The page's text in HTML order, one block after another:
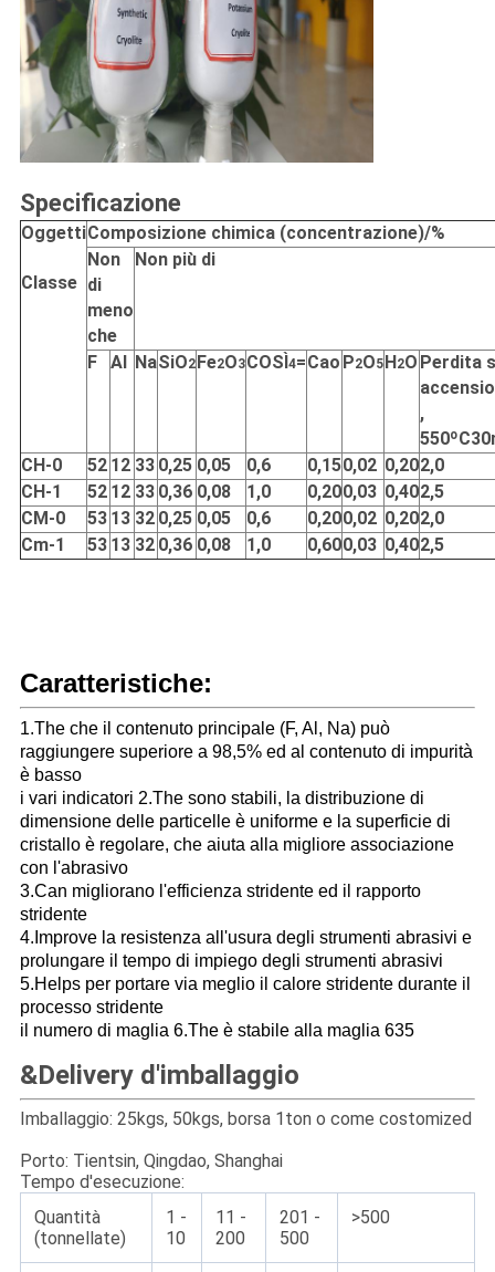
Specificazione
Oggetti
Classe
Composizione chimica (concentrazione)/%
Non
di
meno
che
Non più di
F Al NaSiO2Fe2O3COSÌ4=Cao P2O5H2O Perdita
,
CH-0
52 12 33 0,25 0,05 0,6 0,150,02 0,202,0
CH-1
52 12 33 0,36 0,08 1,0 0,200,03 0,402,5
CM-0
53 13 32 0,25 0,05 0,6 0,200,02 0,202,0
Cm-1
53 13 32 0,36 0,08 1,0 0,600,03 0,402,5
Caratteristiche:
1.The che il contenuto principale (F, Al, Na) può
raggiungere superiore a 98,5% ed al contenuto di impurità
è basso
i vari indicatori 2.The sono stabili, la distribuzione di
dimensione delle particelle è uniforme e la superficie di
cristallo è regolare, che aiuta alla migliore associazione
con l'abrasivo
3.Can migliorano l'efficienza stridente ed il rapporto
stridente
4.Improve la resistenza all'usura degli strumenti abrasivi e
prolungare il tempo di impiego degli strumenti abrasivi
5.Helps per portare via meglio il calore stridente durante il
processo stridente
il numero di maglia 6.The è stabile alla maglia 635
&Delivery d'imballaggio
Imballaggio: 25kgs, 50kgs, borsa 1ton o come costomized
Porto: Tientsin, Qingdao, Shanghai
Tempo d'esecuzione:
Quantità
(tonnellate)
1 -
10
11 -
200
201 -
500
>500